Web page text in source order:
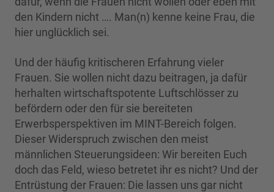
den Kindern nicht …. Man(n) kenne keine Frau, die
hier unglücklich sei.
Und der häufig kritischeren Erfahrung vieler
Frauen. Sie wollen nicht dazu beitragen, ja dafür
herhalten wirtschaftspotente Luftschlösser zu
befördern oder den für sie bereiteten
Erwerbsperspektiven im MINT-Bereich folgen.
Dieser Widerspruch zwischen den meist
männlichen Steuerungsideen: Wir bereiten Euch
doch das Feld, wieso betretet ihr es nicht? Und der
Entrüstung der Frauen: Die lassen uns gar nicht